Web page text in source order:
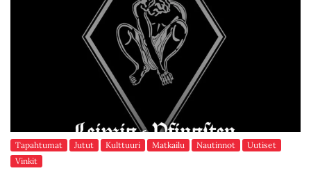
Tapahtumat Jutut Kulttuuri Matkailu Nautinnot
Uutiset
Vinkit